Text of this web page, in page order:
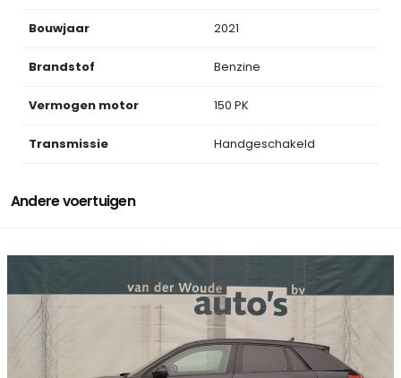
Bouwjaar 2021
Brandstof Benzine
Vermogen motor 150 PK
Transmissie Handgeschakeld
Andere voertuigen